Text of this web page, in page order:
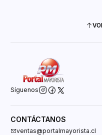
Síguenos
CONTÁCTANOS
ventas@portalmayorista.cl